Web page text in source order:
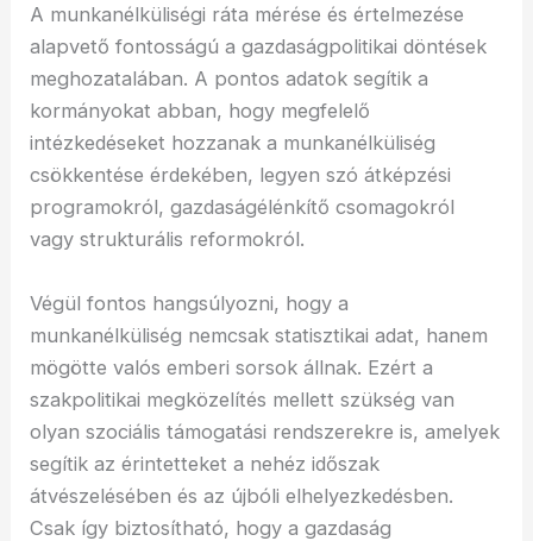
A munkanélküliségi ráta mérése és értelmezése
alapvető fontosságú a gazdaságpolitikai döntések
meghozatalában. A pontos adatok segítik a
kormányokat abban, hogy megfelelő
intézkedéseket hozzanak a munkanélküliség
csökkentése érdekében, legyen szó átképzési
programokról, gazdaságélénkítő csomagokról
vagy strukturális reformokról.
Végül fontos hangsúlyozni, hogy a
munkanélküliség nemcsak statisztikai adat, hanem
mögötte valós emberi sorsok állnak. Ezért a
szakpolitikai megközelítés mellett szükség van
olyan szociális támogatási rendszerekre is, amelyek
segítik az érintetteket a nehéz időszak
átvészelésében és az újbóli elhelyezkedésben.
Csak így biztosítható, hogy a gazdaság